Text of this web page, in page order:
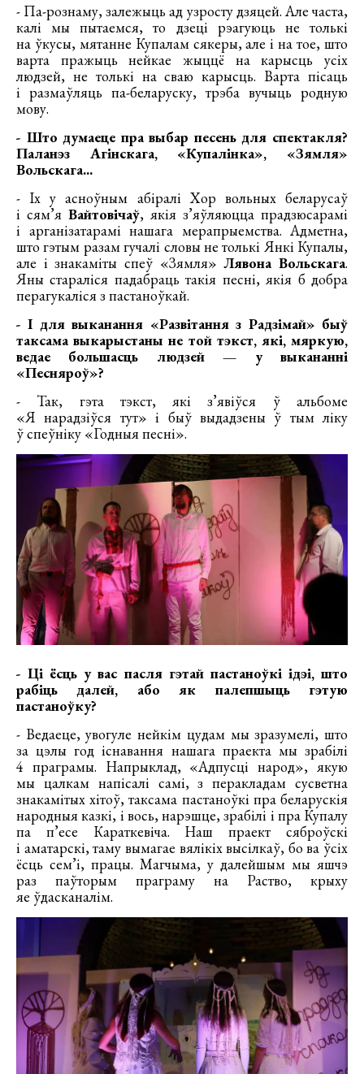
- Па-рознаму, залежыць ад узросту дзяцей. Але часта,
калі мы пытаемся, то дзеці рэагуюць не толькі
на ўкусы, мятанне Купалам сякеры, але і на тое, што
варта пражыць нейкае жыццё на карысць усіх
людзей, не толькі на сваю карысць. Варта пісаць
і размаўляць па-беларуску, трэба вучыць родную
мову.
- Што думаеце пра выбар песень для спектакля?
Паланэз Агінскага, «Купалінка», «Зямля»
Вольскага...
- Іх у асноўным абіралі Хор вольных беларусаў
і сям’я Вайтовічаў, якія з’яўляюцца прадзюсарамі
і арганізатарамі нашага мерапрыемства. Адметна,
што гэтым разам гучалі словы не толькі Янкі Купалы,
але і знакаміты спеў «Зямля»Лявона Вольскага.
Яны стараліся падабраць такія песні, якія б добра
перагукаліся з пастаноўкай.
- І для выканання «Развітання з Радзімай» быў
таксама выкарыстаны не той тэкст, які, мяркую,
ведае большасць людзей — у выкананні
«Песняроў»?
- Так, гэта тэкст, які з’явіўся ў альбоме
«Я нарадзіўся тут» і быў выдадзены ў тым ліку
ў спеўніку «Годныя песні».
- Ці ёсць у вас пасля гэтай пастаноўкі ідэі, што
рабіць далей, або як палепшыць гэтую
пастаноўку?
- Ведаеце, увогуле нейкім цудам мы зразумелі, што
за цэлы год існавання нашага праекта мы зрабілі
4 праграмы. Напрыклад, «Адпусці народ», якую
мы цалкам напісалі самі, з перакладам сусветна
знакамітых хітоў, таксама пастаноўкі пра беларускія
народныя казкі, і вось, нарэшце, зрабілі і пра Купалу
па п’есе Караткевіча. Наш праект сяброўскі
і аматарскі, таму вымагае вялікіх высілкаў, бо ва ўсіх
ёсць сем’і, працы. Магчыма, у далейшым мы яшчэ
раз паўторым праграму на Раство, крыху
яе ўдасканалім.